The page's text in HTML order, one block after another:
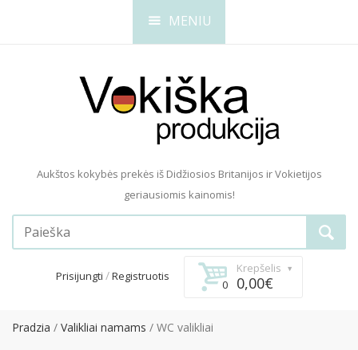
MENIU
Aukštos kokybės prekės iš Didžiosios Britanijos ir Vokietijos
geriausiomis kainomis!
Prisijungti /Registruotis
Krepšelis
0
0,00€
Pradzia Valikliai namams WC valikliai